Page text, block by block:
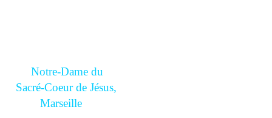
Notre-Dame du
Sacré-Coeur de Jésus,
Marseille